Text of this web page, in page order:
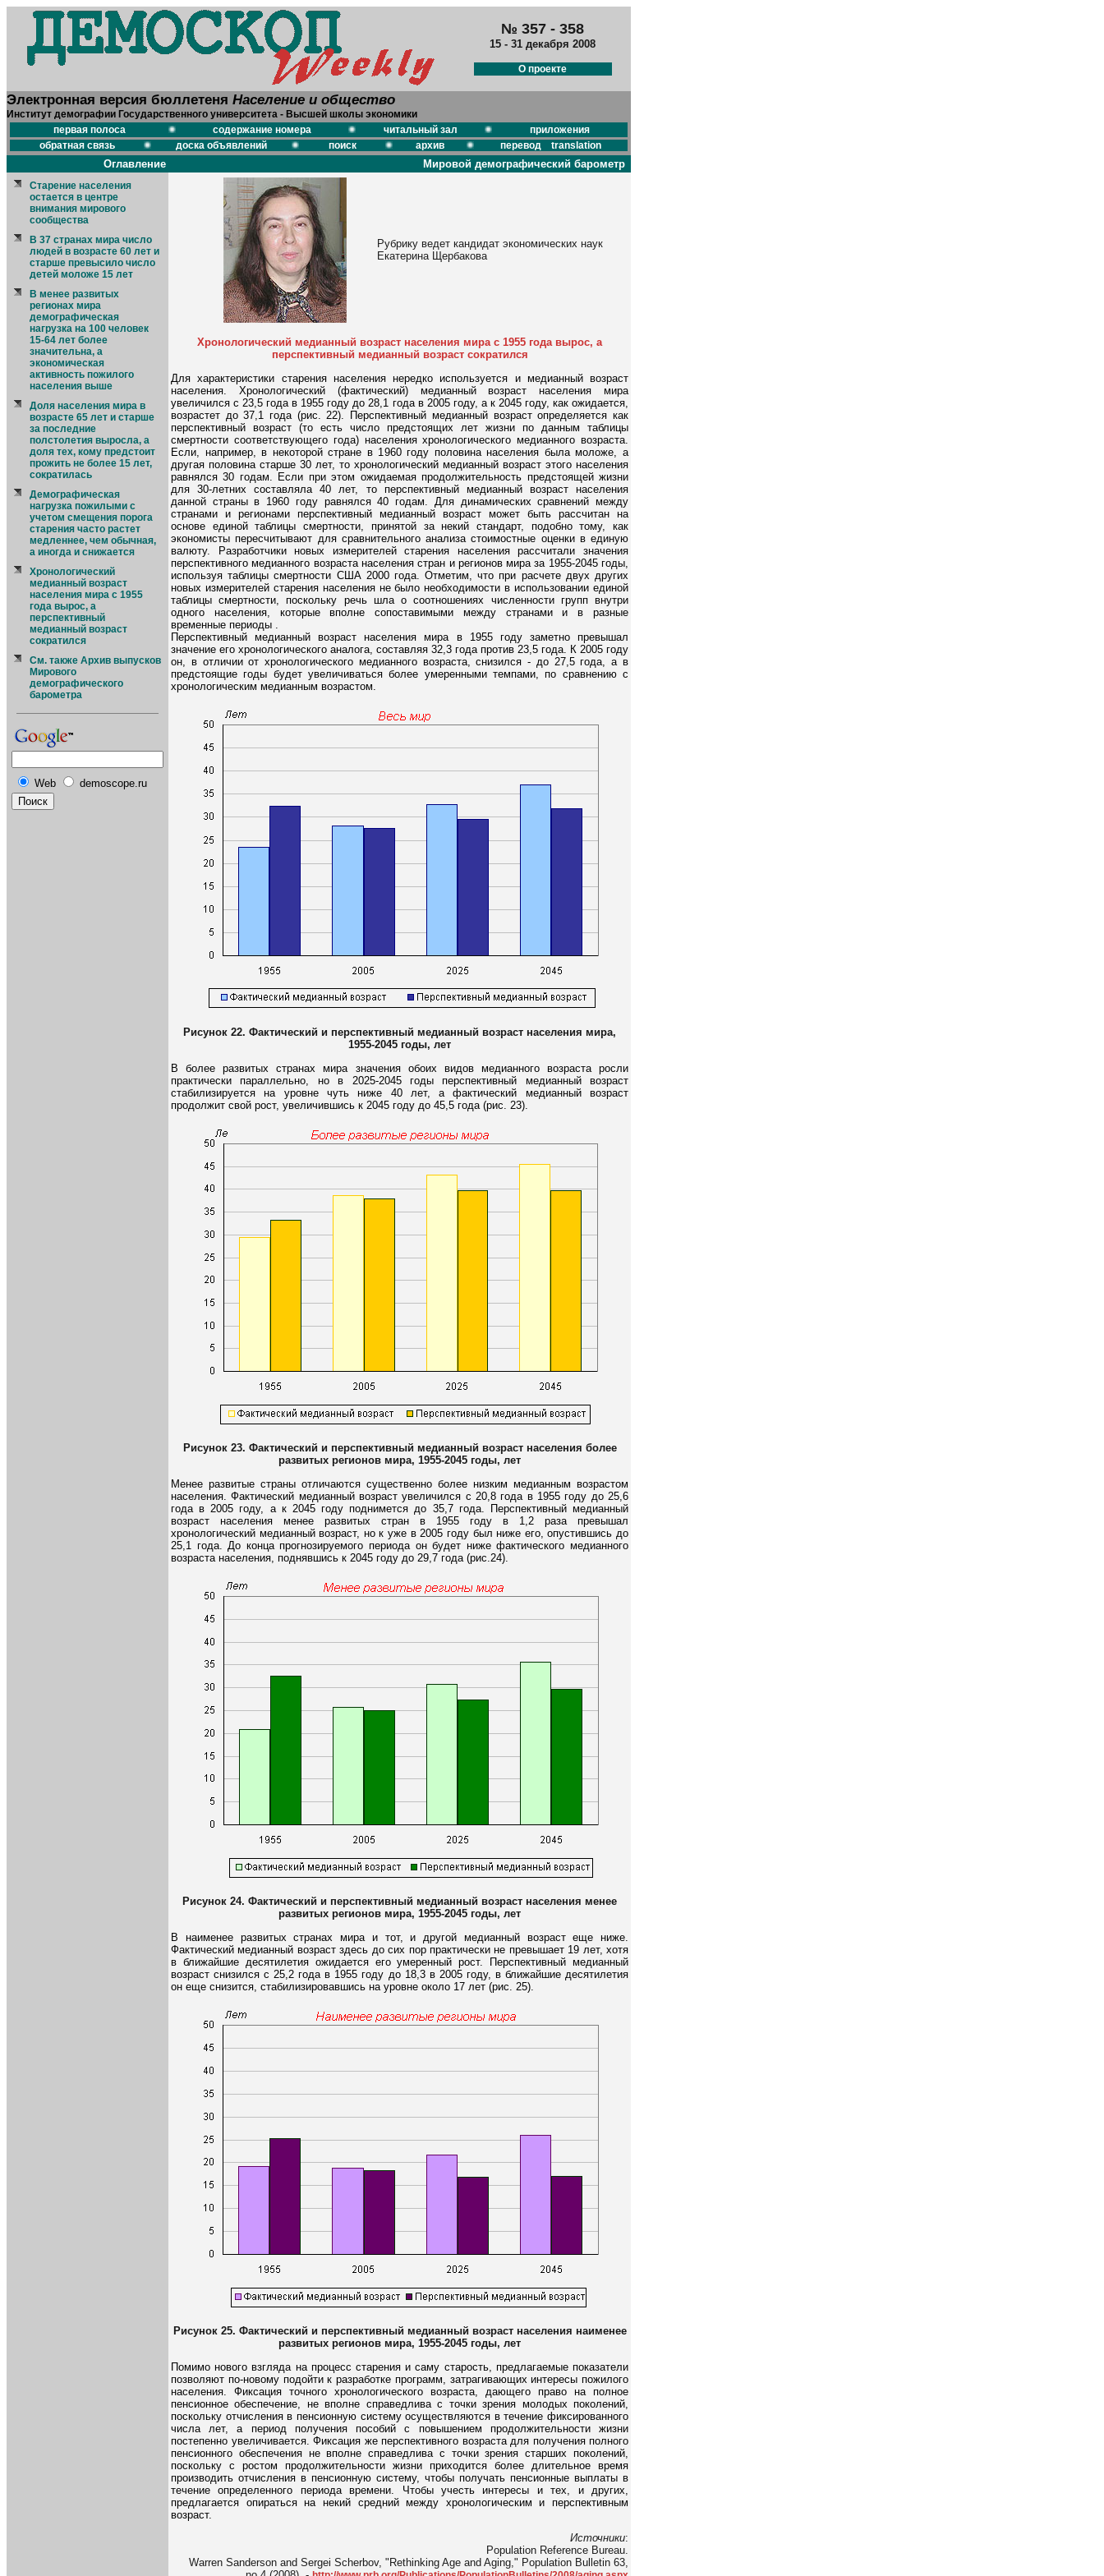
№ 357 - 358
15 - 31 декабря 2008
О проекте
Электронная версия бюллетеня Население и общество
Институт демографии Государственного университета - Высшей школы экономики
первая полоса
содержание номера читальный зал
приложения
обратная связь
доска объявлений поиск архив перевод translation
Оглавление Мировой демографический барометр
Старение населения
остается в центре
внимания мирового
сообщества
В 37 странах мира число
людей в возрасте 60 лет и
старше превысило число
детей моложе 15 лет
В менее развитых
регионах мира
демографическая
нагрузка на 100 человек
15-64 лет более
значительна, а
экономическая
активность пожилого
населения выше
Доля населения мира в
возрасте 65 лет и старше
за последние
полстолетия выросла, а
доля тех, кому предстоит
прожить не более 15 лет,
сократилась
Демографическая
нагрузка пожилыми с
учетом смещения порога
старения часто растет
медленнее, чем обычная,
а иногда и снижается
Хронологический
медианный возраст
населения мира с 1955
года вырос, а
перспективный
медианный возраст
сократился
См. также Архив выпусков
Мирового
демографического
барометра
Web demoscope.ru
Рубрику ведет кандидат экономических наук
Екатерина Щербакова
Хронологический медианный возраст населения мира с 1955 года вырос, а
перспективный медианный возраст сократился
Для характеристики старения населения нередко используется и медианный возраст
населения. Хронологический (фактический) медианный возраст населения мира
увеличился с 23,5 года в 1955 году до 28,1 года в 2005 году, а к 2045 году, как ожидается,
возрастет до 37,1 года (рис. 22). Перспективный медианный возраст определяется как
перспективный возраст (то есть число предстоящих лет жизни по данным таблицы
смертности соответствующего года) населения хронологического медианного возраста.
Если, например, в некоторой стране в 1960 году половина населения была моложе, а
другая половина старше 30 лет, то хронологический медианный возраст этого населения
равнялся 30 годам. Если при этом ожидаемая продолжительность предстоящей жизни
для 30-летних составляла 40 лет, то перспективный медианный возраст населения
данной страны в 1960 году равнялся 40 годам. Для динамических сравнений между
странами и регионами перспективный медианный возраст может быть рассчитан на
основе единой таблицы смертности, принятой за некий стандарт, подобно тому, как
экономисты пересчитывают для сравнительного анализа стоимостные оценки в единую
валюту. Разработчики новых измерителей старения населения рассчитали значения
перспективного медианного возраста населения стран и регионов мира за 1955-2045 годы,
используя таблицы смертности США 2000 года. Отметим, что при расчете двух других
новых измерителей старения населения не было необходимости в использовании единой
таблицы смертности, поскольку речь шла о соотношениях численности групп внутри
одного населения, которые вполне сопоставимыми между странами и в разные
временные периоды .
Перспективный медианный возраст населения мира в 1955 году заметно превышал
значение его хронологического аналога, составляя 32,3 года против 23,5 года. К 2005 году
он, в отличии от хронологического медианного возраста, снизился - до 27,5 года, а в
предстоящие годы будет увеличиваться более умеренными темпами, по сравнению с
хронологическим медианным возрастом.
Рисунок 22. Фактический и перспективный медианный возраст населения мира,
1955-2045 годы, лет
В более развитых странах мира значения обоих видов медианного возраста росли
практически параллельно, но в 2025-2045 годы перспективный медианный возраст
стабилизируется на уровне чуть ниже 40 лет, а фактический медианный возраст
продолжит свой рост, увеличившись к 2045 году до 45,5 года (рис. 23).
Рисунок 23. Фактический и перспективный медианный возраст населения более
развитых регионов мира, 1955-2045 годы, лет
Менее развитые страны отличаются существенно более низким медианным возрастом
населения. Фактический медианный возраст увеличился с 20,8 года в 1955 году до 25,6
года в 2005 году, а к 2045 году поднимется до 35,7 года. Перспективный медианный
возраст населения менее развитых стран в 1955 году в 1,2 раза превышал
хронологический медианный возраст, но к уже в 2005 году был ниже его, опустившись до
25,1 года. До конца прогнозируемого периода он будет ниже фактического медианного
возраста населения, поднявшись к 2045 году до 29,7 года (рис.24).
Рисунок 24. Фактический и перспективный медианный возраст населения менее
развитых регионов мира, 1955-2045 годы, лет
В наименее развитых странах мира и тот, и другой медианный возраст еще ниже.
Фактический медианный возраст здесь до сих пор практически не превышает 19 лет, хотя
в ближайшие десятилетия ожидается его умеренный рост. Перспективный медианный
возраст снизился с 25,2 года в 1955 году до 18,3 в 2005 году, в ближайшие десятилетия
он еще снизится, стабилизировавшись на уровне около 17 лет (рис. 25).
Рисунок 25. Фактический и перспективный медианный возраст населения наименее
развитых регионов мира, 1955-2045 годы, лет
Помимо нового взгляда на процесс старения и саму старость, предлагаемые показатели
позволяют по-новому подойти к разработке программ, затрагивающих интересы пожилого
населения. Фиксация точного хронологического возраста, дающего право на полное
пенсионное обеспечение, не вполне справедлива с точки зрения молодых поколений,
поскольку отчисления в пенсионную систему осуществляются в течение фиксированного
числа лет, а период получения пособий с повышением продолжительности жизни
постепенно увеличивается. Фиксация же перспективного возраста для получения полного
пенсионного обеспечения не вполне справедлива с точки зрения старших поколений,
поскольку с ростом продолжительности жизни приходится более длительное время
производить отчисления в пенсионную систему, чтобы получать пенсионные выплаты в
течение определенного периода времени. Чтобы учесть интересы и тех, и других,
предлагается опираться на некий средний между хронологическим и перспективным
возраст.
Источники:
Population Reference Bureau.
Warren Sanderson and Sergei Scherbov, "Rethinking Age and Aging," Population Bulletin 63,